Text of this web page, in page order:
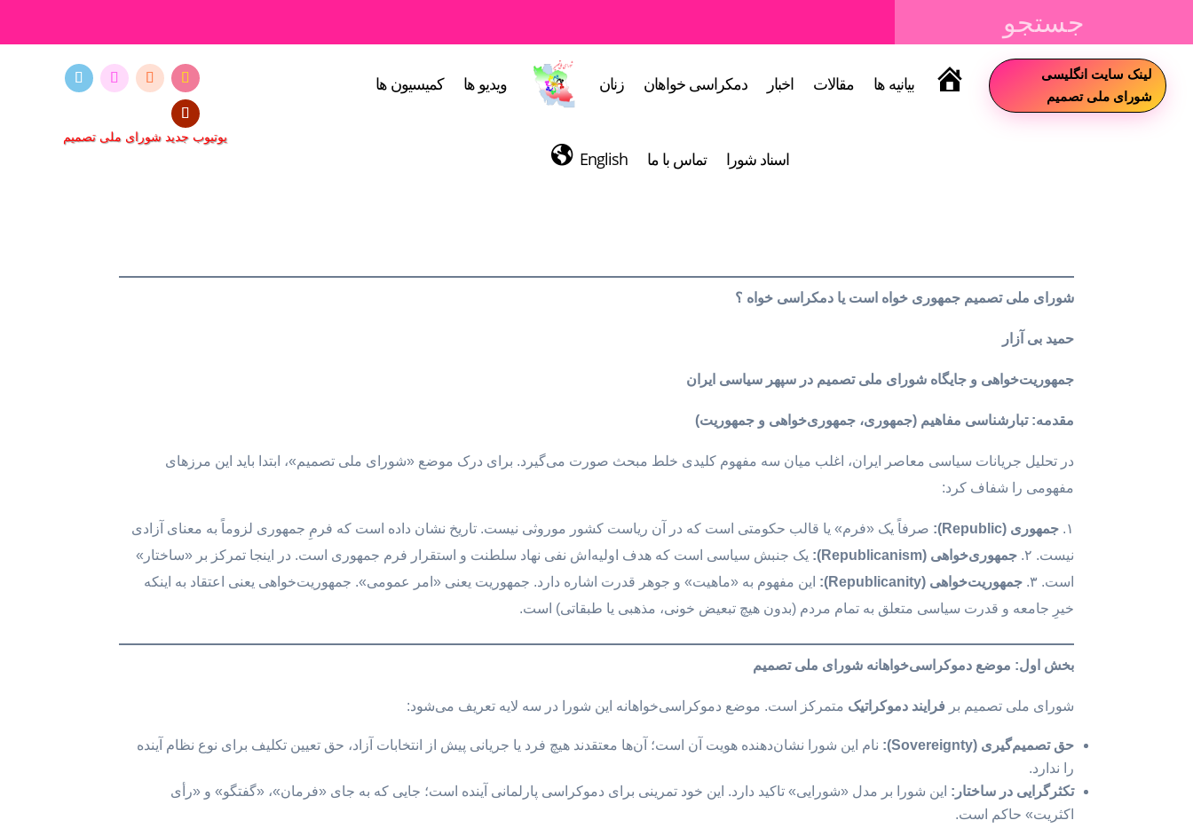
یوتیوب جدید شورای ملی تصمیم
سایت بیانیه ها مقالات اخبار دمکراسی خواهان زنان ویدیو ها کمیسیون ها
اسناد شورا تماس با ما English
لینک سایت انگلیسی
شورای ملی تصمیم
شورای ملی تصمیم جمهوری خواه است یا دمکراسی خواه ؟
حمید بی آزار
جمهوریت‌خواهی و جایگاه شورای ملی تصمیم در سپهر سیاسی ایران
مقدمه: تبارشناسی مفاهیم (جمهوری، جمهوری‌خواهی و جمهوریت)
در تحلیل جریانات سیاسی معاصر ایران، اغلب میان سه مفهوم کلیدی خلط مبحث صورت می‌گیرد. برای درک موضع «شورای ملی تصمیم»، ابتدا باید این مرزهای
مفهومی را شفاف کرد:
۱. جمهوری (Republic):
صرفاً یک «فرم» یا قالب حکومتی است که در آن ریاست کشور موروثی نیست. تاریخ نشان داده است که فرمِ جمهوری لزوماً به معنای آزادی
نیست. ۲.
جمهوری‌خواهی (Republicanism):
یک جنبش سیاسی است که هدف اولیه‌اش نفی نهاد سلطنت و استقرار فرم جمهوری است. در اینجا تمرکز بر «ساختار»
است. ۳.
جمهوریت‌خواهی (Republicanity):
این مفهوم به «ماهیت» و جوهر قدرت اشاره دارد. جمهوریت یعنی «امر عمومی». جمهوریت‌خواهی یعنی اعتقاد به اینکه
خیرِ جامعه و قدرت سیاسی متعلق به تمام مردم (بدون هیچ تبعیض خونی، مذهبی یا طبقاتی) است.
بخش اول: موضع دموکراسی‌خواهانه شورای ملی تصمیم
شورای ملی تصمیم بر فرایند دموکراتیک متمرکز است. موضع دموکراسی‌خواهانه این شورا در سه لایه تعریف می‌شود:
حق تصمیم‌گیری (Sovereignty):
نام این شورا نشان‌دهنده هویت آن است؛ آن‌ها معتقدند هیچ فرد یا جریانی پیش از انتخابات آزاد، حق تعیین تکلیف برای نوع نظام آینده
را ندارد.
تکثرگرایی در ساختار : این شورا بر مدل «شورایی» تاکید دارد. این خود تمرینی برای دموکراسی پارلمانی آینده است؛ جایی که به جای «فرمان»، «گفتگو» و «رأی
اکثریت» حاکم است.